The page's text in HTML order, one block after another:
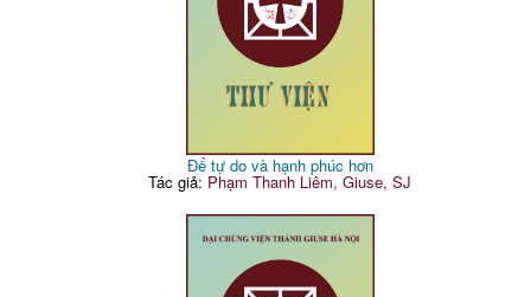
Để tự do và hạnh phúc hơn
Tác giả: Phạm Thanh Liêm, Giuse, SJ